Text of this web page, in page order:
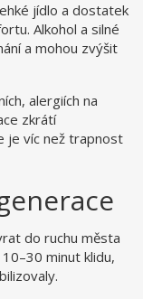
jídlo a dostatek
Alkohol a silné
a mohou zvýšit
alergiích na
zkrátí
je víc než trapnost
do ruchu města
minut klidu,